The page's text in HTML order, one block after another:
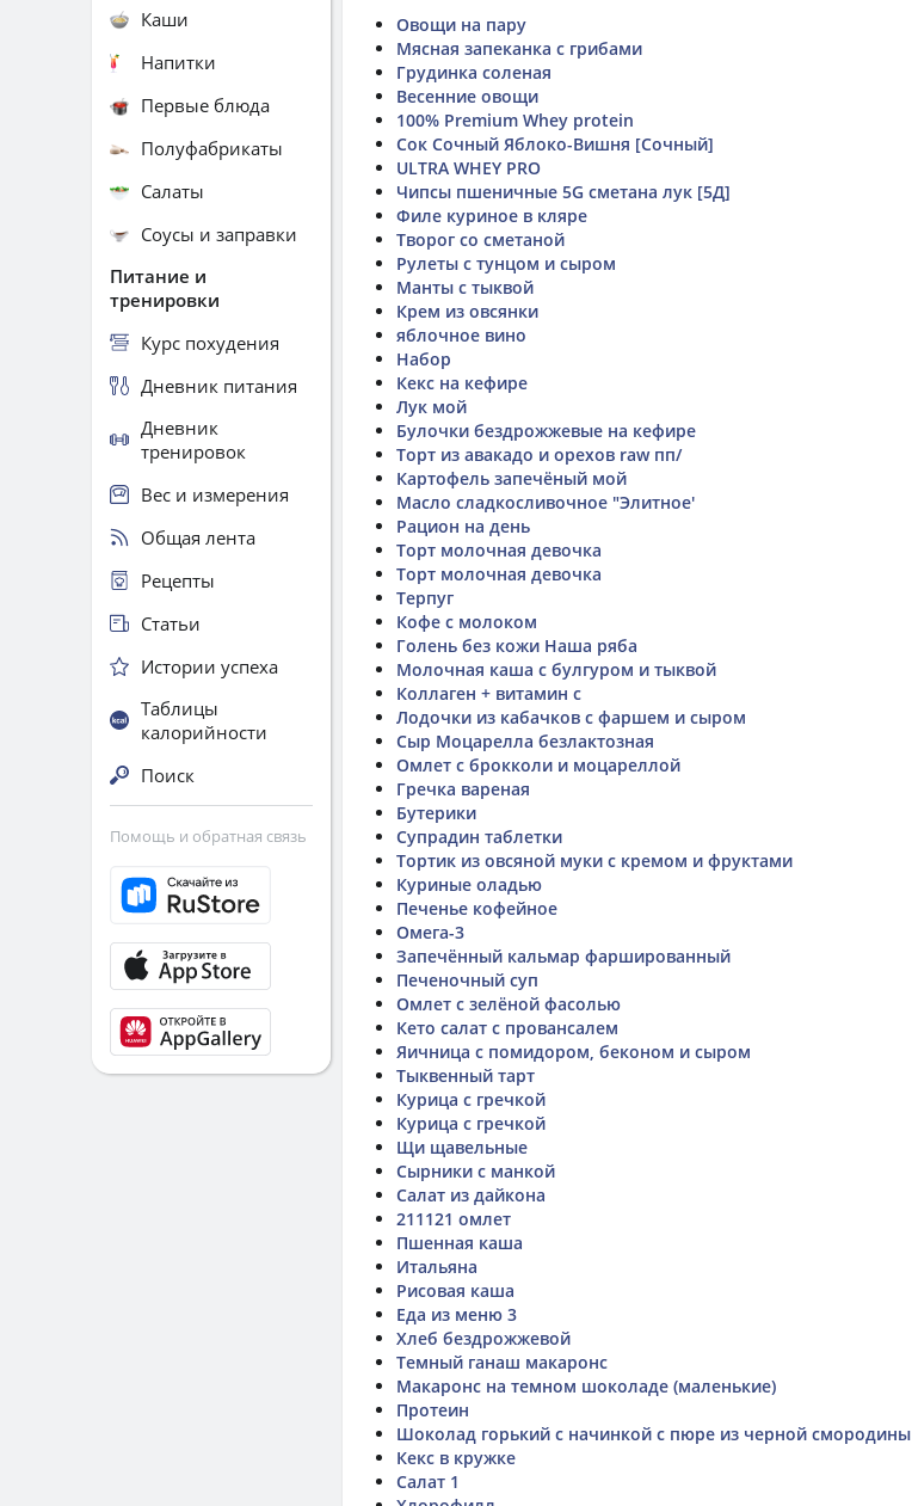
Овощи на пару
Мясная запеканка с грибами
Грудинка соленая
Весенние овощи
100% Premium Whey protein
Сок Сочный Яблоко-Вишня [Сочный]
ULTRA WHEY PRO
Чипсы пшеничные 5G сметана лук [5Д]
Филе куриное в кляре
Творог со сметаной
Рулеты с тунцом и сыром
Манты с тыквой
Крем из овсянки
яблочное вино
Набор
Кекс на кефире
Лук мой
Булочки бездрожжевые на кефире
Торт из авакадо и орехов raw пп/
Картофель запечёный мой
Масло сладкосливочное "Элитное'
Рацион на день
Торт молочная девочка
Торт молочная девочка
Терпуг
Кофе с молоком
Голень без кожи Наша ряба
Молочная каша с булгуром и тыквой
Коллаген + витамин с
Лодочки из кабачков с фаршем и сыром
Сыр Моцарелла безлактозная
Омлет с брокколи и моцареллой
Гречка вареная
Бутерики
Супрадин таблетки
Тортик из овсяной муки с кремом и фруктами
Куриные оладью
Печенье кофейное
Омега-3
Запечённый кальмар фаршированный
Печеночный суп
Омлет с зелёной фасолью
Кето салат с провансалем
Яичница с помидором, беконом и сыром
Тыквенный тарт
Курица с гречкой
Курица с гречкой
Щи щавельные
Сырники с манкой
Салат из дайкона
211121 омлет
Пшенная каша
Итальяна
Рисовая каша
Еда из меню 3
Хлеб бездрожжевой
Темный ганаш макаронс
Макаронс на темном шоколаде (маленькие)
Протеин
Шоколад горький с начинкой с пюре из черной смородины
Кекс в кружке
Салат 1
Каши
Напитки
Первые блюда
Полуфабрикаты
Салаты
Соусы и заправки
Питание и
тренировки
Курс похудения
Дневник питания
Дневник
тренировок
Вес и измерения
Общая лента
Рецепты
Статьи
Истории успеха
Таблицы
калорийности
Поиск
Помощь и обратная связь